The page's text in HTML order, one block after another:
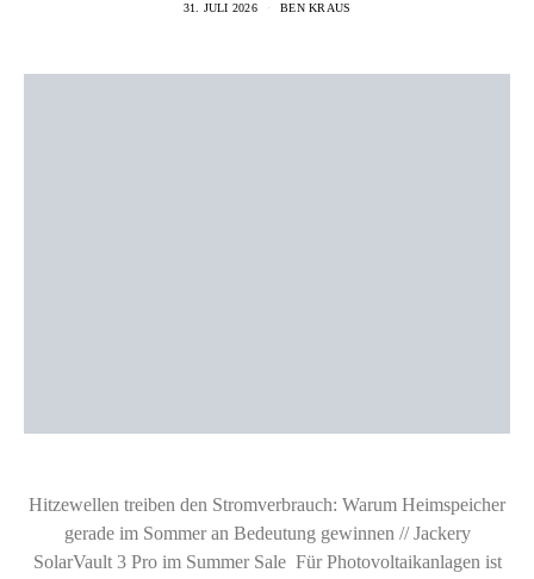
31. JULI 2026 BEN KRAUS
Hitzewellen treiben den Stromverbrauch: Warum Heimspeicher
gerade im Sommer an Bedeutung gewinnen // Jackery
SolarVault 3 Pro im Summer Sale Für Photovoltaikanlagen ist